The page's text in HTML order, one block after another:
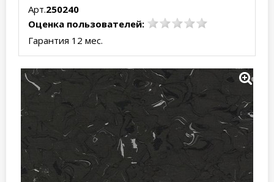
Арт.250240
Оценка пользователей:
Гарантия 12 мес.